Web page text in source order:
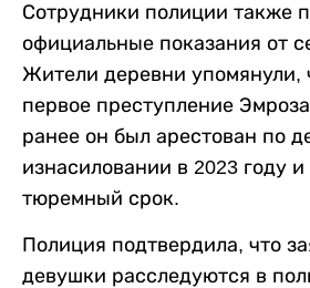
Сотрудники полиции также
официальные показания от
Жители деревни упомянули,
первое преступление
ранее он был арестован по
изнасиловании в 2023 году
тюремный срок.
Полиция подтвердила, что
девушки расследуются в